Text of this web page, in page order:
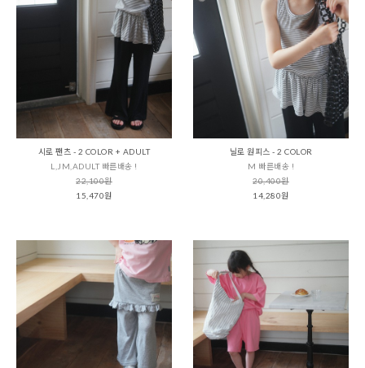
시로 팬츠 - 2 COLOR + ADULT
L,JM,ADULT 빠른배송 !
22,100원
15,470원
닐로 원피스 - 2 COLOR
M 빠른배송 !
20,400원
14,280원